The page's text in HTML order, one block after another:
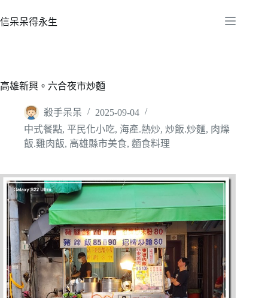
至
容
信呆呆得永生
高雄新興。六合夜市炒麵
殺手呆呆
2025-09-04
中式餐點, 平民化小吃, 海產.熱炒, 炒飯.炒麵, 肉燥
飯.雞肉飯, 高雄縣市美食, 麵食料理